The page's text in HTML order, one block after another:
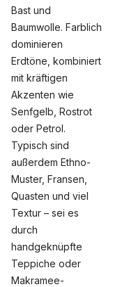
Bast und
Baumwolle. Farblich
dominieren
Erdtöne, kombiniert
mit kräftigen
Akzenten wie
Senfgelb, Rostrot
oder Petrol.
Typisch sind
außerdem Ethno-
Muster, Fransen,
Quasten und viel
Textur – sei es
durch
handgeknüpfte
Teppiche oder
Makramee-